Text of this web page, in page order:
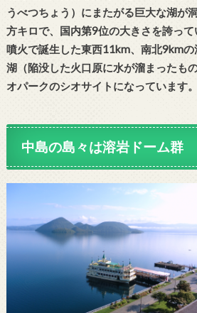
うべつちょう）にまたがる巨大な湖が
方キロで、国内第9位の大きさを誇っ
噴火で誕生した東西11km、南北9km
湖（陥没した火口原に水が溜まったも
オパークのシオサイトになっています。
中島の島々は溶岩ドーム群